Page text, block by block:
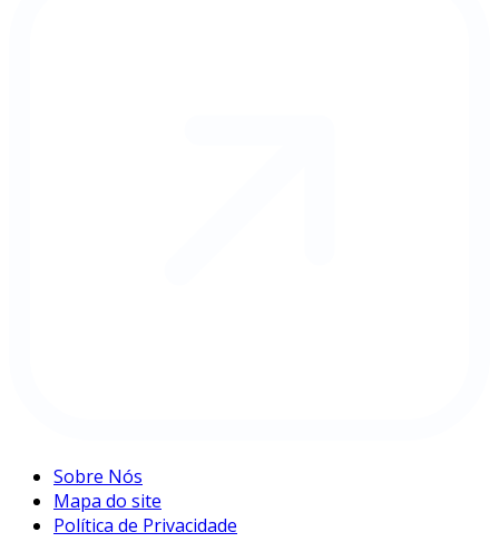
Sobre Nós
Mapa do site
Política de Privacidade